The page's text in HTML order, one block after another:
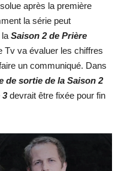
après la première
la série peut
Saison 2 de Prière
Tv va évaluer les chiffres
un communiqué. Dans
de sortie de la Saison 2
3devrait être fixée pour fin